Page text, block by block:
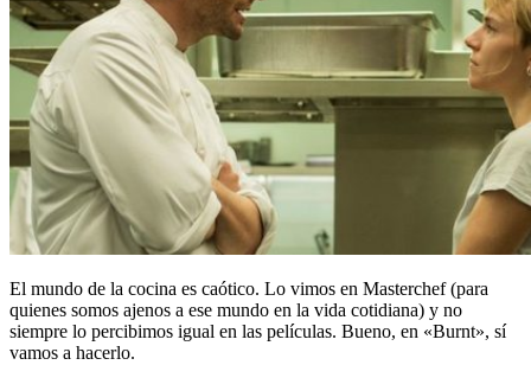
El mundo de la cocina es caótico. Lo vimos en Masterchef (para
quienes somos ajenos a ese mundo en la vida cotidiana) y no
siempre lo percibimos igual en las películas. Bueno, en «Burnt», sí
vamos a hacerlo.